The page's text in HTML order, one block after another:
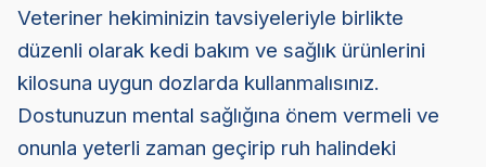
Veteriner hekiminizin tavsiyeleriyle birlikte
düzenli olarak kedi bakım ve sağlık ürünlerini
kilosuna uygun dozlarda kullanmalısınız.
Dostunuzun mental sağlığına önem vermeli ve
onunla yeterli zaman geçirip ruh halindeki